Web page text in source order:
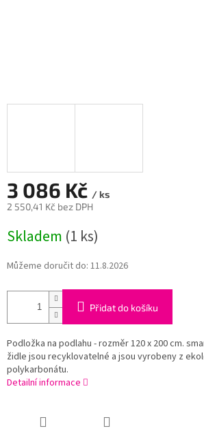
3 086 Kč / ks
2 550,41 Kč bez DPH
cena:
Skladem (1 ks)
Můžeme doručit do: 11.8.2026
Přidat do košíku
Podložka na podlahu - rozměr 120 x 200 cm.
židle jsou recyklovatelné a jsou vyrobeny z
polykarbonátu.
Detailní informace